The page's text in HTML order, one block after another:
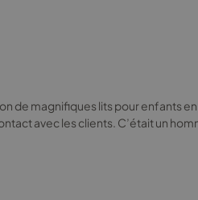
magnifiques lits pour enfants
avec les clients. C’était un